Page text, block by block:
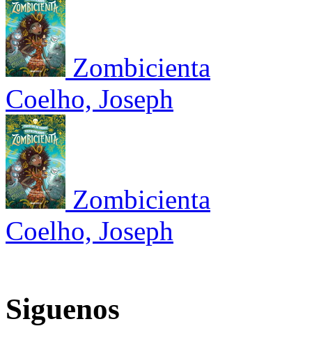
Zombicienta
Coelho, Joseph
Zombicienta
Coelho, Joseph
Siguenos